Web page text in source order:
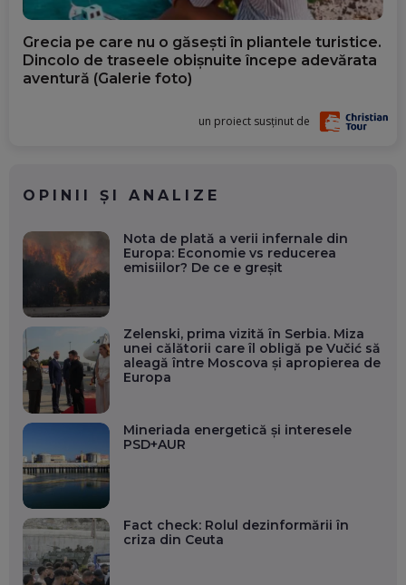
Grecia pe care nu o găsești în pliantele turistice.
Dincolo de traseele obișnuite începe adevărata
aventură (Galerie foto)
un proiect susținut de
OPINII ȘI ANALIZE
Nota de plată a verii infernale din
Europa: Economie vs reducerea
emisiilor? De ce e greșit
Zelenski, prima vizită în Serbia. Miza
unei călătorii care îl obligă pe Vučić să
aleagă între Moscova și apropierea de
Europa
Mineriada energetică și interesele
PSD+AUR
Fact check: Rolul dezinformării în
criza din Ceuta